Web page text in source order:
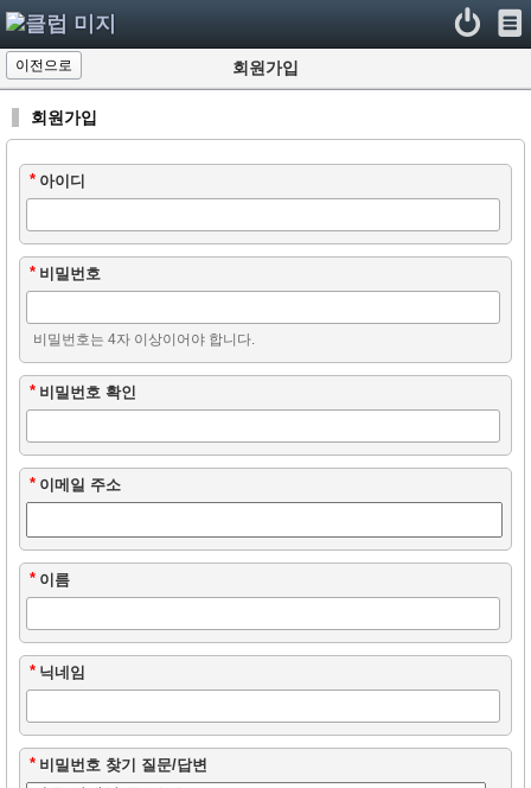
회원가입
이전으로
회원가입
아이디
*
비밀번호
*
비밀번호는 4자 이상이어야 합니다.
비밀번호 확인
*
* 이메일 주소
* 이름
* 닉네임
* 비밀번호 찾기 질문/답변